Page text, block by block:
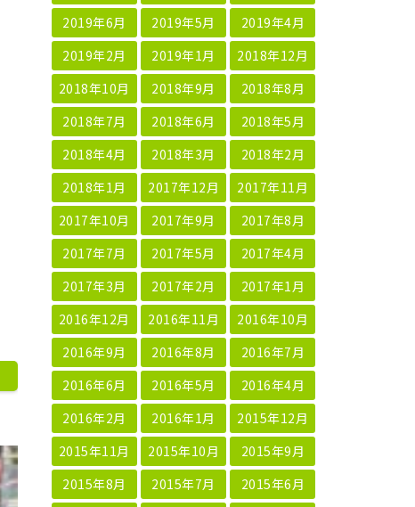
2019年6月
2019年5月
2019年4月
2019年2月
2019年1月
2018年12月
2018年10月
2018年9月
2018年8月
2018年7月
2018年6月
2018年5月
2018年4月
2018年3月
2018年2月
2018年1月
2017年12月
2017年11月
2017年10月
2017年9月
2017年8月
2017年7月
2017年5月
2017年4月
2017年3月
2017年2月
2017年1月
2016年12月
2016年11月
2016年10月
2016年9月
2016年8月
2016年7月
2016年6月
2016年5月
2016年4月
2016年2月
2016年1月
2015年12月
2015年11月
2015年10月
2015年9月
2015年8月
2015年7月
2015年6月